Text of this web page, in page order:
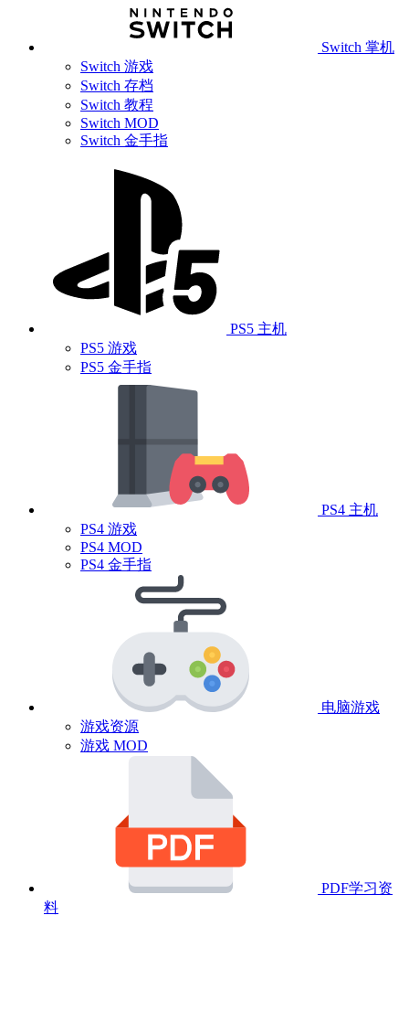
Switch 掌机
Switch 游戏
Switch 存档
Switch 教程
Switch MOD
Switch 金手指
PS5 主机
PS5 游戏
PS5 金手指
PS4 主机
PS4 游戏
PS4 MOD
PS4 金手指
电脑游戏
游戏资源
游戏 MOD
PDF学习资
料